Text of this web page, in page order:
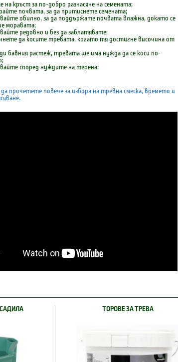
на кръст за по-добро разнасяне на семената;
почвата, за да притиснете семената;
обилно, за да поддържате почвата влажна, докато се
моравата;
редовно и без да заблатявате;
да косите тревата, когато тя достигне височина от
бавния растеж, тревата ще има нужда да се коси по-
според нуждите на терена;
прочетете повече за избора на тревна смеска, времето и
ТОРОВЕ ЗА ТРЕВА